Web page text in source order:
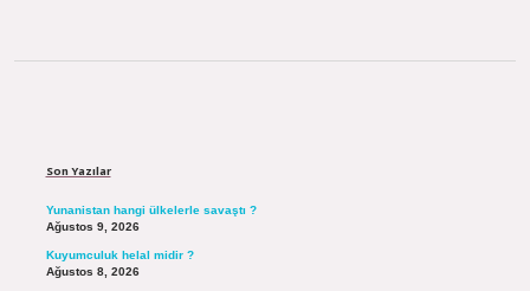
Son Yazılar
Yunanistan hangi ülkelerle savaştı ?
Ağustos 9, 2026
Kuyumculuk helal midir ?
Ağustos 8, 2026